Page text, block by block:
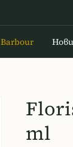
Barbour
ml